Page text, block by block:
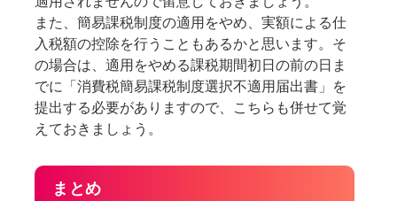
また、簡易課税制度の適用をやめ、実額による仕
入税額の控除を行うこともあるかと思います。そ
の場合は、適用をやめる課税期間初日の前の日ま
でに「消費税簡易課税制度選択不適用届出書」を
提出する必要がありますので、こちらも併せて覚
えておきましょう。
まとめ